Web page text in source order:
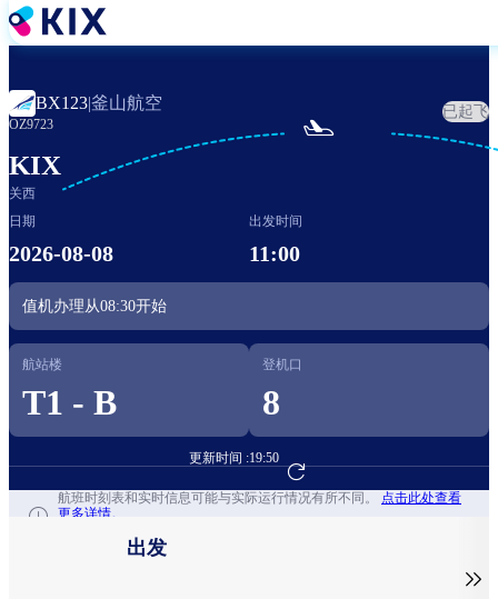
跳
转
主
要
容
BX123|釜山航空
OZ9723
已起飞
KIX
关西

日期
2026-08-08
出发时间
11:00
值机办理从08:30开始
航站楼
T1 - B
登机口
8
更新时间 :19:50
前往航班预订
航班时刻表和实时信息可能与实际运行情况有所不同。 点击此处查看
更多详情。
出发
